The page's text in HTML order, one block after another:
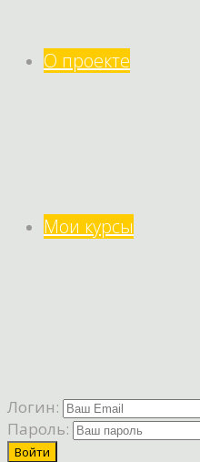
О проекте
Мои курсы
Логин:
Пароль: